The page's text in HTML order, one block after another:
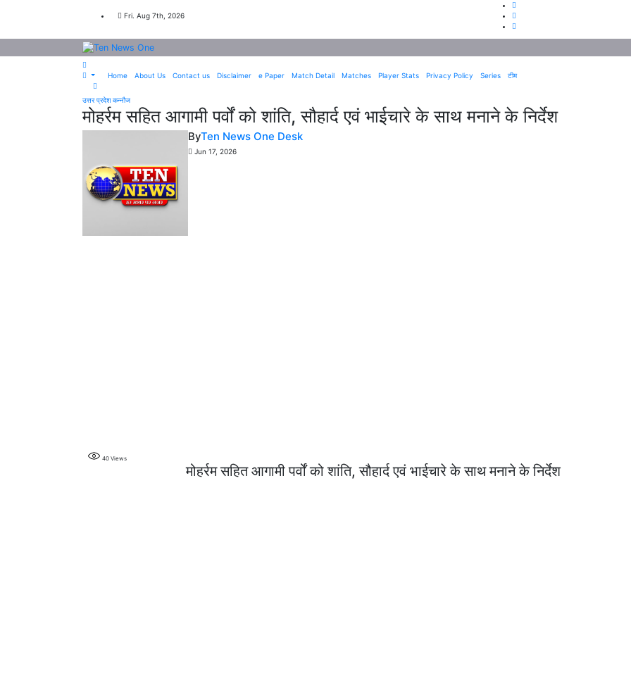
Fri. Aug 7th, 2026
Home About Us Contact us Disclaimer e Paper Match Detail Matches Player Stats Privacy Policy Series टीम
उत्तर प्रदेशकन्नौज
मोहर्रम सहित आगामी पर्वों को शांति, सौहार्द एवं भाईचारे के साथ मनाने के निर्देश
ByTen News One Desk
Jun 17, 2026
40 Views
मोहर्रम सहित आगामी पर्वों को शांति, सौहार्द एवं भाईचारे के साथ मनाने के निर्देश